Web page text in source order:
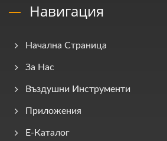
Навигация
Начална Страница
За Нас
Въздушни Инструменти
Приложения
E-Каталог